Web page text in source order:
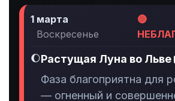
1 марта
Воскресенье
🔴
🌔Растущая Луна во Льве
Фаза благоприятна для
— огненный и